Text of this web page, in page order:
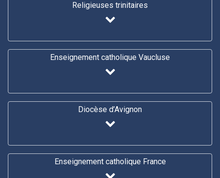
Religieuses trinitaires
Enseignement catholique Vaucluse
Diocèse d’Avignon
Enseignement catholique France